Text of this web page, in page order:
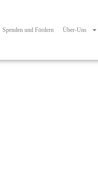
Spenden und Fördern Über-Uns